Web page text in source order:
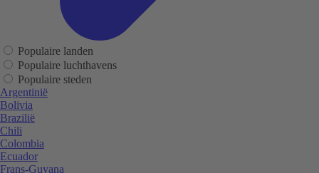
Populaire landen
Populaire luchthavens
Populaire steden
Argentinië
Bolivia
Brazilië
Chili
Colombia
Ecuador
Frans-Guyana